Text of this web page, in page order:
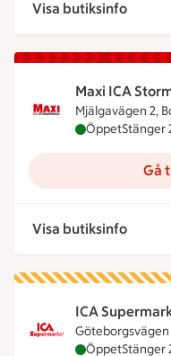
Visa butiksinfo
Maxi ICA
Mjälgavägen 2,
Maxi ICA
ÖppetStänger
Gå
Visa butiksinfo
ICA
Göteborgsvägen
ICAÖppetStänger